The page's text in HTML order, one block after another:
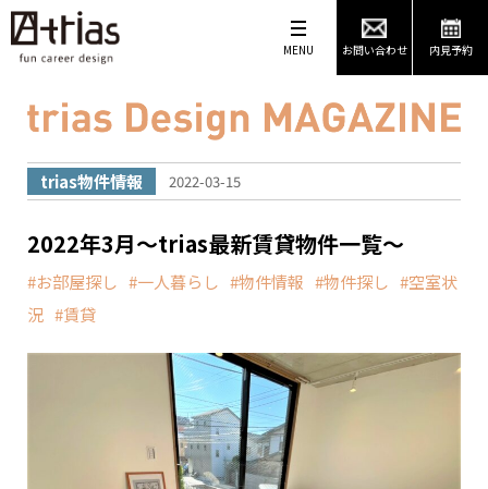
MENU お問い合わせ 内見予約
trias物件情報 2022-03-15
2022年3月～trias最新賃貸物件一覧～
お部屋探し 一人暮らし 物件情報 物件探し
空室状
況
賃貸